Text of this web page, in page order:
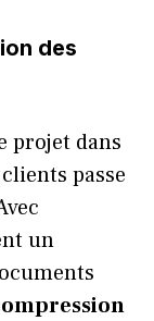
des
projet dans
passe
un